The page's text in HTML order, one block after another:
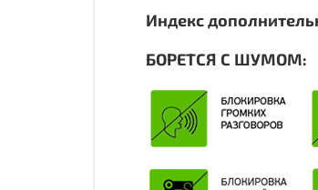
Индекс
БОРЕТСЯ С ШУМОМ: